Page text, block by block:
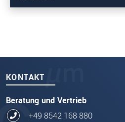
KONTAKT
Beratung und Vertrieb
+49 8542 168 880